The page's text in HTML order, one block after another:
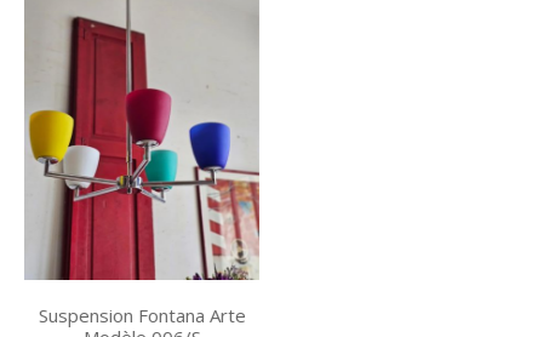
Suspension Fontana Arte